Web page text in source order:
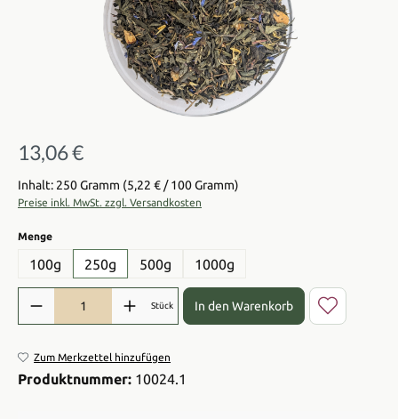
Regulärer Preis:
13,06 €
Inhalt: 250 Gramm (5,22 € / 100 Gramm)
Preise inkl. MwSt. zzgl. Versandkosten
Mengeauswählen
100g 250g 500g 1000g
Produkt Anzahl: Gib den gewünschten Wert ein oder benutze die
Stück In den Warenkorb
Zum Merkzettel hinzufügen
Produktnummer: 10024.1